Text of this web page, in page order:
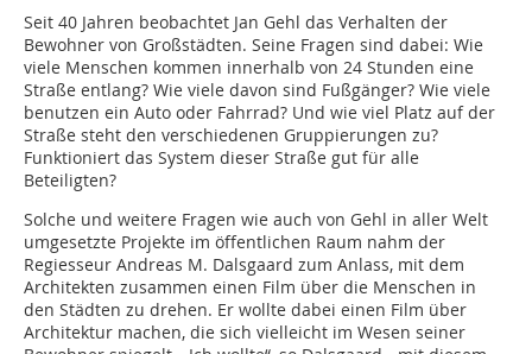
Seit 40 Jahren beobachtet Jan Gehl das Verhalten der
Bewohner von Großstädten. Seine Fragen sind dabei: Wie
viele Menschen kommen innerhalb von 24 Stunden eine
Straße entlang? Wie viele davon sind Fußgänger? Wie viele
benutzen ein Auto oder Fahrrad? Und wie viel Platz auf der
Straße steht den verschiedenen Gruppierungen zu?
Funktioniert das System dieser Straße gut für alle
Beteiligten?
Solche und weitere Fragen wie auch von Gehl in aller Welt
umgesetzte Projekte im öffentlichen Raum nahm der
Regiesseur Andreas M. Dalsgaard zum Anlass, mit dem
Architekten zusammen einen Film über die Menschen in
den Städten zu drehen. Er wollte dabei einen Film über
Architektur machen, die sich vielleicht im Wesen seiner